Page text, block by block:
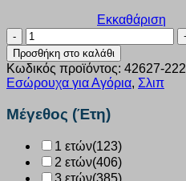
Εκκαθάριση
Σλιπ
αγόρι
Minerva
Παιδικό
“Champ
Σλιπ
με
εσωτερικό
λάστιχο
Προσθήκη στο καλάθι
Κωδικός προϊόντος: 42627-222
Εσώρουχα για Αγόρια, Σλιπ
Μέγεθος (Έτη)
1 ετών(123)
2 ετών(406)